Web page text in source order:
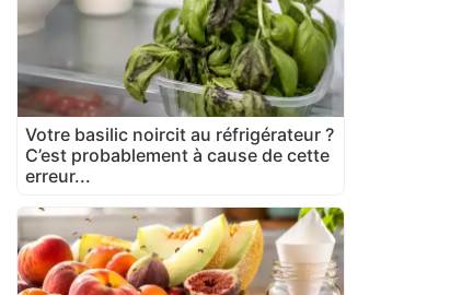
Votre basilic noircit au réfrigérateur ?
C’est probablement à cause de cette
erreur...